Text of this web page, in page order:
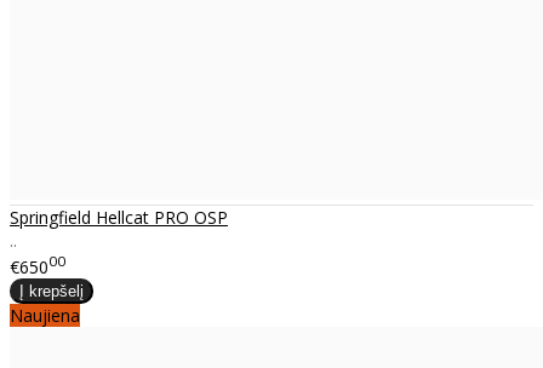
Springfield Hellcat PRO OSP
..
€65000
Naujiena